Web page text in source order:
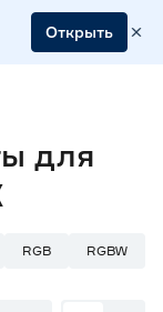
Открыть
(теплый)
для
RGB RGBW